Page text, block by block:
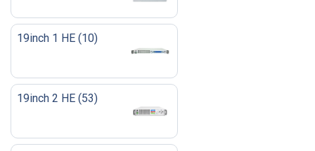
19inch 1 HE (10)
19inch 2 HE (53)